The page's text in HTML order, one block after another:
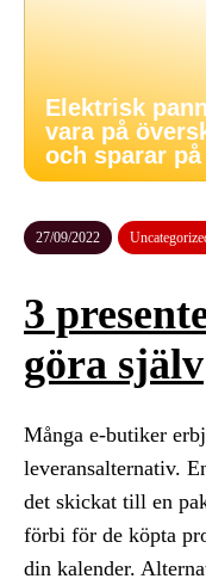
Elektrisk
vara på
och sparar
27/09/2022
3
göra själv
Många e-butiker
leveransalternativ.
det skickat till en
förbi för de köpta
din kalender.